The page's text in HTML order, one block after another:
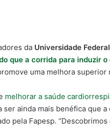
da Universidade
que a corrida para induzir
uma melhora
melhorar a saúde
ainda mais benéfica que
pela Fapesp.